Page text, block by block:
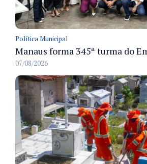
Política Municipal
07/08/2026